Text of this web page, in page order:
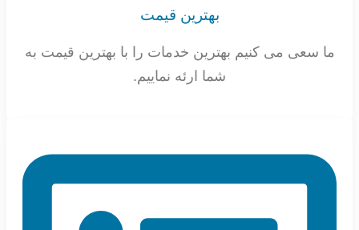
بهترین قیمت
ما سعی می کنیم بهترین خدمات را با بهترین قیمت به
شما ارئه نماییم.